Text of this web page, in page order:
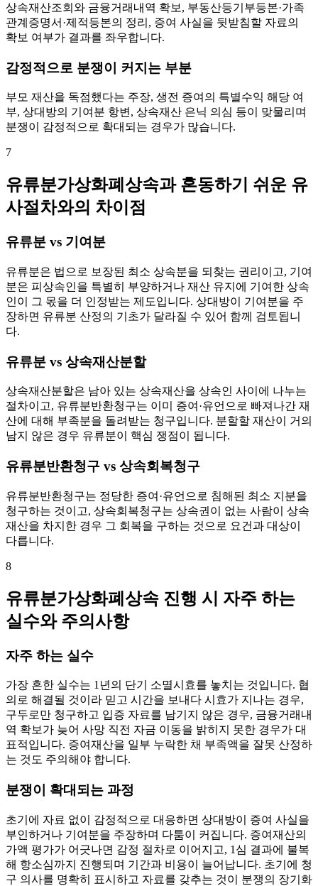
상속재산조회와 금융거래내역 확보, 부동산등기부등본·가족
관계증명서·제적등본의 정리, 증여 사실을 뒷받침할 자료의
확보 여부가 결과를 좌우합니다.
감정적으로 분쟁이 커지는 부분
부모 재산을 독점했다는 주장, 생전 증여의 특별수익 해당 여
부, 상대방의 기여분 항변, 상속재산 은닉 의심 등이 맞물리며
분쟁이 감정적으로 확대되는 경우가 많습니다.
7
유류분가상화폐상속과 혼동하기 쉬운 유
사절차와의 차이점
유류분 vs 기여분
유류분은 법으로 보장된 최소 상속분을 되찾는 권리이고, 기여
분은 피상속인을 특별히 부양하거나 재산 유지에 기여한 상속
인이 그 몫을 더 인정받는 제도입니다. 상대방이 기여분을 주
장하면 유류분 산정의 기초가 달라질 수 있어 함께 검토됩니
다.
유류분 vs 상속재산분할
상속재산분할은 남아 있는 상속재산을 상속인 사이에 나누는
절차이고, 유류분반환청구는 이미 증여·유언으로 빠져나간 재
산에 대해 부족분을 돌려받는 청구입니다. 분할할 재산이 거의
남지 않은 경우 유류분이 핵심 쟁점이 됩니다.
유류분반환청구 vs 상속회복청구
유류분반환청구는 정당한 증여·유언으로 침해된 최소 지분을
청구하는 것이고, 상속회복청구는 상속권이 없는 사람이 상속
재산을 차지한 경우 그 회복을 구하는 것으로 요건과 대상이
다릅니다.
8
유류분가상화폐상속 진행 시 자주 하는
실수와 주의사항
자주 하는 실수
가장 흔한 실수는 1년의 단기 소멸시효를 놓치는 것입니다. 협
의로 해결될 것이라 믿고 시간을 보내다 시효가 지나는 경우,
구두로만 청구하고 입증 자료를 남기지 않은 경우, 금융거래내
역 확보가 늦어 사망 직전 자금 이동을 밝히지 못한 경우가 대
표적입니다. 증여재산을 일부 누락한 채 부족액을 잘못 산정하
는 것도 주의해야 합니다.
분쟁이 확대되는 과정
초기에 자료 없이 감정적으로 대응하면 상대방이 증여 사실을
부인하거나 기여분을 주장하며 다툼이 커집니다. 증여재산의
가액 평가가 어긋나면 감정 절차로 이어지고, 1심 결과에 불복
해 항소심까지 진행되며 기간과 비용이 늘어납니다. 초기에 청
구 의사를 명확히 표시하고 자료를 갖추는 것이 분쟁의 장기화